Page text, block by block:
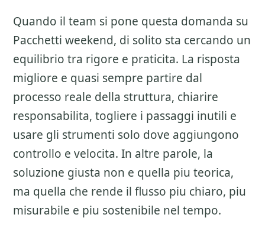
Quando il team si pone questa domanda su
Pacchetti weekend, di solito sta cercando un
equilibrio tra rigore e praticita. La risposta
migliore e quasi sempre partire dal
processo reale della struttura, chiarire
responsabilita, togliere i passaggi inutili e
usare gli strumenti solo dove aggiungono
controllo e velocita. In altre parole, la
soluzione giusta non e quella piu teorica,
ma quella che rende il flusso piu chiaro, piu
misurabile e piu sostenibile nel tempo.